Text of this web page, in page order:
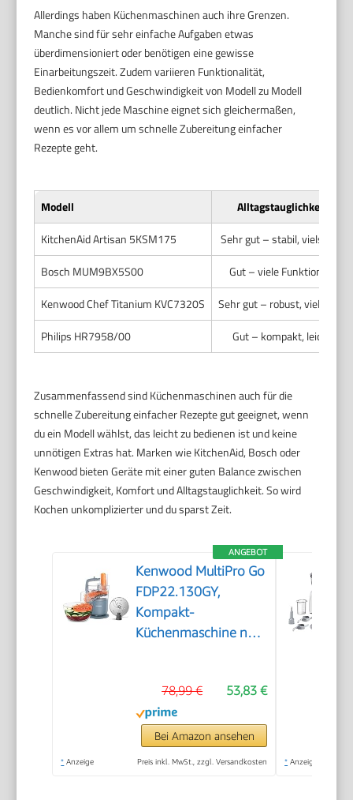
Allerdings haben Küchenmaschinen auch ihre Grenzen.
Manche sind für sehr einfache Aufgaben etwas
überdimensioniert oder benötigen eine gewisse
Einarbeitungszeit. Zudem variieren Funktionalität,
Bedienkomfort und Geschwindigkeit von Modell zu Modell
deutlich. Nicht jede Maschine eignet sich gleichermaßen,
wenn es vor allem um schnelle Zubereitung einfacher
Rezepte geht.
Modell
Alltagstauglichkeit
KitchenAid Artisan 5KSM175
Sehr gut – stabil, vielseitig
Bosch MUM9BX5S00
Gut – viele Funktionen
Kenwood Chef Titanium KVC7320S
Sehr gut – robust, vielseitig
Philips HR7958/00
Gut – kompakt, leicht
Zusammenfassend sind Küchenmaschinen auch für die
schnelle Zubereitung einfacher Rezepte gut geeignet, wenn
du ein Modell wählst, das leicht zu bedienen ist und keine
unnötigen Extras hat. Marken wie KitchenAid, Bosch oder
Kenwood bieten Geräte mit einer guten Balance zwischen
Geschwindigkeit, Komfort und Alltagstauglichkeit. So wird
Kochen unkomplizierter und du sparst Zeit.
ANGEBOT
Kenwood MultiPro Go
FDP22.130GY,
Kompakt-
Küchenmaschine nur
Pürieren und Teig
Kneten, Express-
Serve, 1,3 l
Arbeitsbehälter, 650
53,83 €
78,99 €
Bei Amazon ansehen
* Anzeige Preis inkl. MwSt., zzgl. Versandkosten * Anzeige